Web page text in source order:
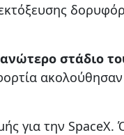
στάδιο
για την SpaceX.